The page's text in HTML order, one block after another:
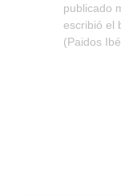
publicado
escribió el
(Paidos